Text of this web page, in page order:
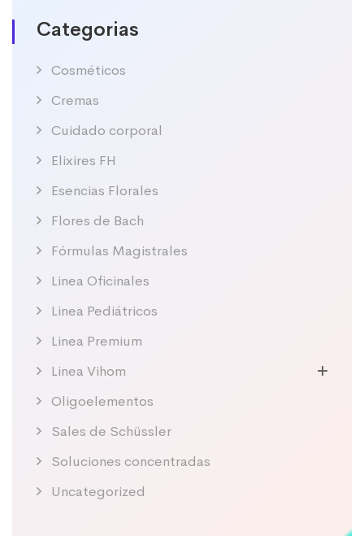
Categorias
Cosméticos
Cremas
Cuidado corporal
Elixires FH
Esencias Florales
Flores de Bach
Fórmulas Magistrales
Linea Oficinales
Linea Pediátricos
Linea Premium
Linea Vihom
Oligoelementos
Sales de Schüssler
Soluciones concentradas
Uncategorized